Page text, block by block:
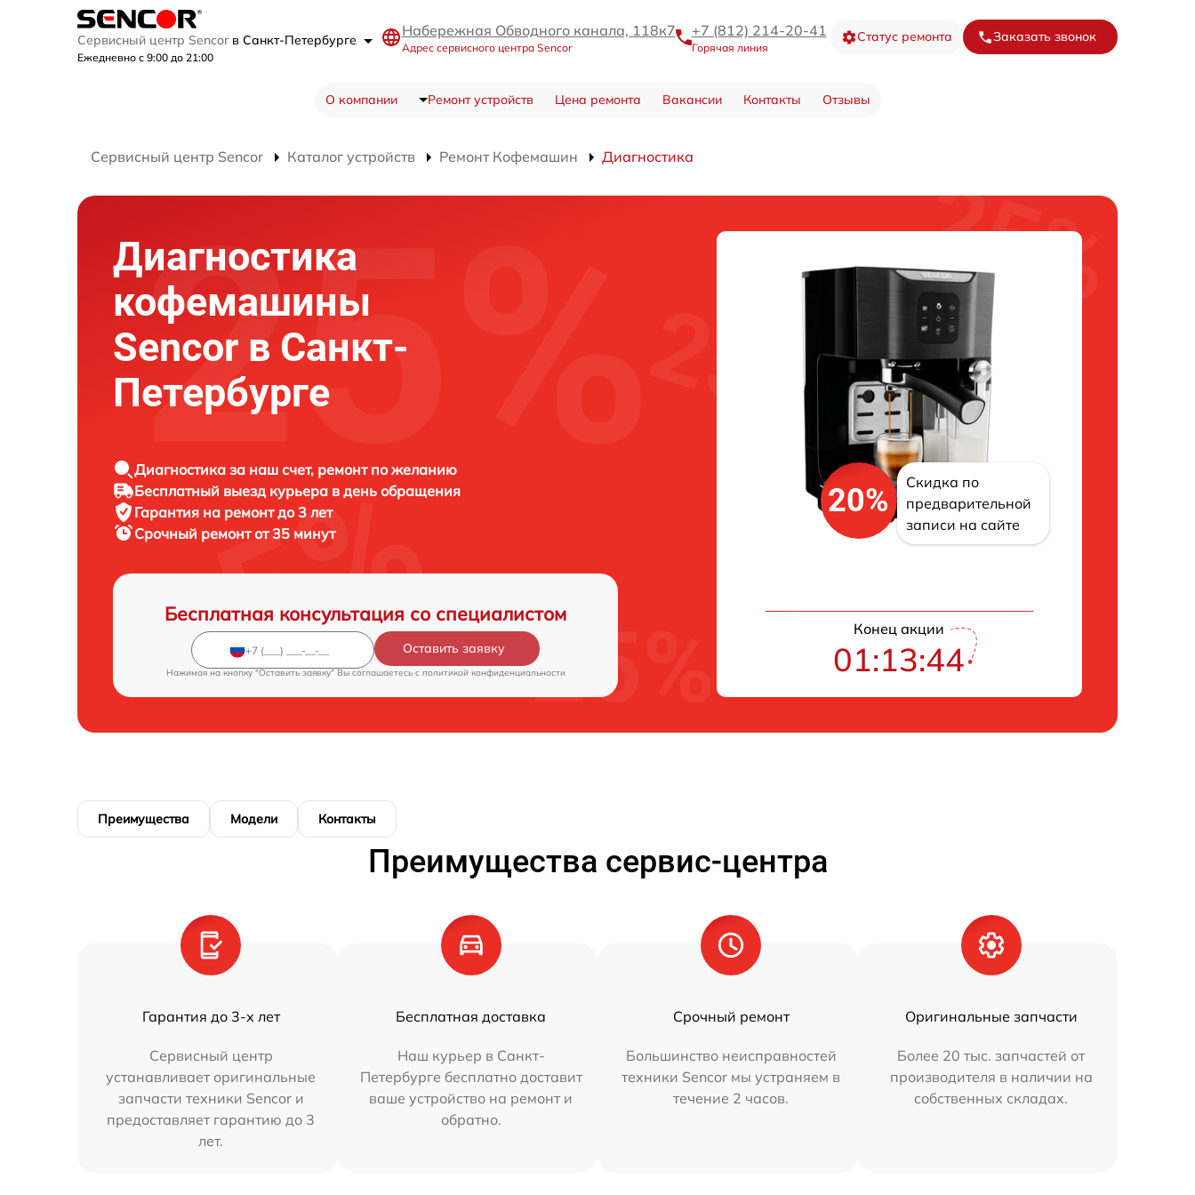
Сервисный центр Sencor в Санкт-Петербурге
Ежедневно с 9:00 до 21:00
Набережная Обводного канала, 118к7
Адрес сервисного центра Sencor
+7 (812) 214-20-41
Горячая линия
Статус ремонта Заказать звонок
О компании Ремонт устройств Цена ремонта Вакансии Контакты Отзывы
Сервисный центр Sencor Каталог устройств Ремонт Кофемашин Диагностика
Диагностика
кофемашины
Sencor в Санкт-
Петербурге
Диагностика за наш счет, ремонт по желанию
Бесплатный выезд курьера в день обращения
Гарантия на ремонт до 3 лет
Срочный ремонт от 35 минут
Бесплатная консультация со специалистом
Оставить заявку
Нажимая на кнопку "Оставить заявку" Вы соглашаетесь c политикой конфиденциальности
20%
Скидка по
предварительной
записи на сайте
Конец акции
01:13:43
Преимущества Модели Контакты
Преимущества сервис-центра
Гарантия до 3-х лет
Сервисный центр
устанавливает оригинальные
запчасти техники Sencor и
предоставляет гарантию до 3
лет.
Бесплатная доставка
Наш курьер в Санкт-
Петербурге бесплатно доставит
ваше устройство на ремонт и
обратно.
Срочный ремонт
Большинство неисправностей
техники Sencor мы устраняем в
течение 2 часов.
Оригинальные запчасти
Более 20 тыс. запчастей от
производителя в наличии на
собственных складах.